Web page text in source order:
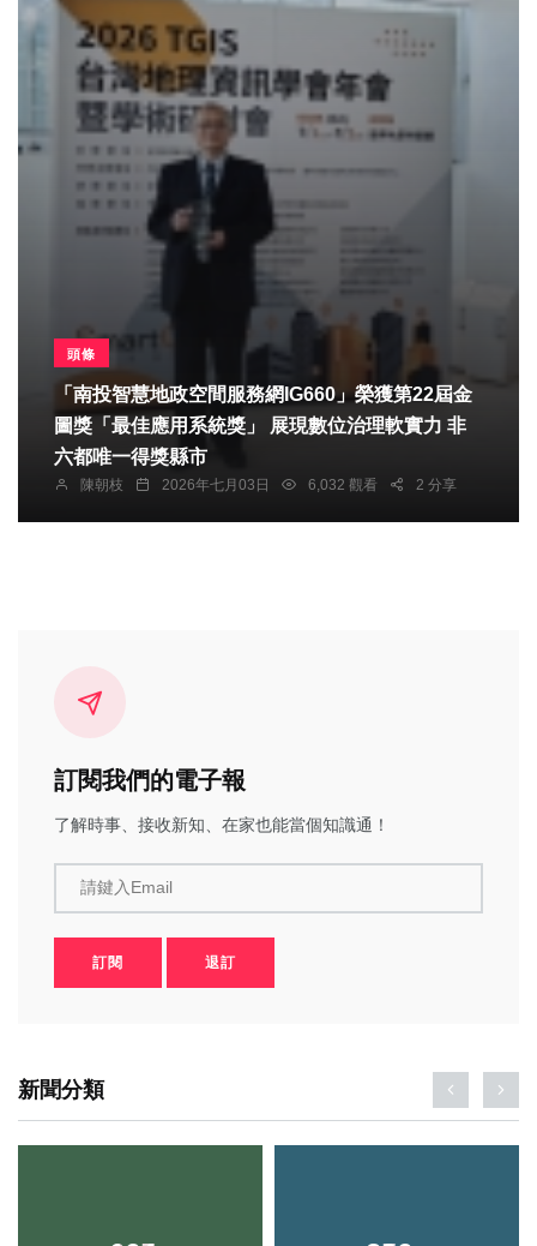
頭條
「南投智慧地政空間服務網IG660」榮獲第22屆金
圖獎「最佳應用系統獎」 展現數位治理軟實力 非
六都唯一得獎縣市
陳朝枝 2026年七月03日 6,032 觀看 2 分享
訂閱我們的電子報
了解時事、接收新知、在家也能當個知識通！
請鍵入Email
訂閱 退訂
新聞分類